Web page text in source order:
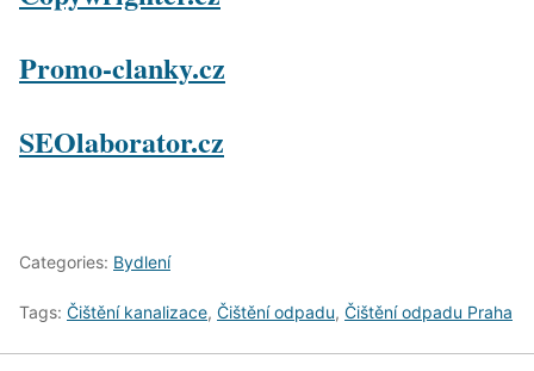
Promo-clanky.cz
SEOlaborator.cz
Categories: Bydlení
Tags: Čištění kanalizace, Čištění odpadu, Čištění odpadu Praha